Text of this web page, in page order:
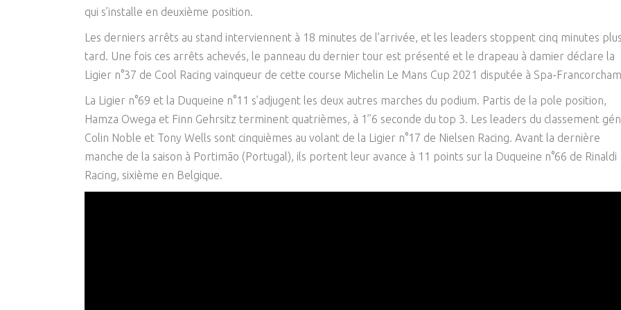
qui s’installe en deuxième position.
Les derniers arrêts au stand interviennent à 18 minutes de l’arrivée, et les leaders stoppent cinq minutes plus
tard. Une fois ces arrêts achevés, le panneau du dernier tour est présenté et le drapeau à damier déclare la
Ligier n°37 de Cool Racing vainqueur de cette course Michelin Le Mans Cup 2021 disputée à Spa-
La Ligier n°69 et la Duqueine n°11 s’adjugent les deux autres marches du podium. Partis de la pole position,
Hamza Owega et Finn Gehrsitz terminent quatrièmes, à 1’’6 seconde du top 3. Les leaders du classement
Colin Noble et Tony Wells sont cinquièmes au volant de la Ligier n°17 de Nielsen Racing. Avant la dernière
manche de la saison à Portimão (Portugal), ils portent leur avance à 11 points sur la Duqueine n°66 de Rinaldi
Racing, sixième en Belgique.